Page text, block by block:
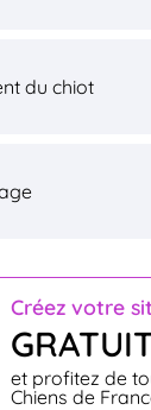
Créez votre
et profitez de
Chiens de
du chiot